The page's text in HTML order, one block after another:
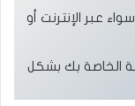
عبر الإنترنت أو
الخاصة بك بشكل